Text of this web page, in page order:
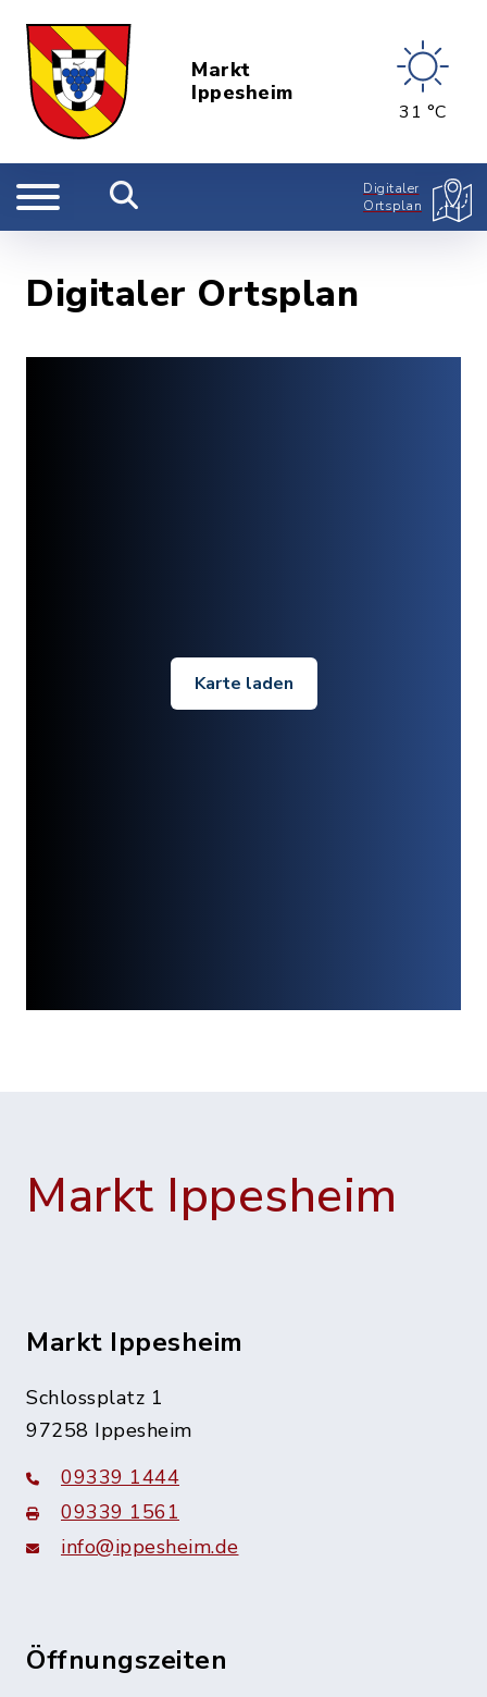
Markt
Ippesheim
31 °C
Digitaler
Ortsplan
Digitaler Ortsplan
Karte laden
Markt Ippesheim
Markt Ippesheim
Schlossplatz 1
97258 Ippesheim
09339 1444
09339 1561
info@ippesheim.de
Öffnungszeiten